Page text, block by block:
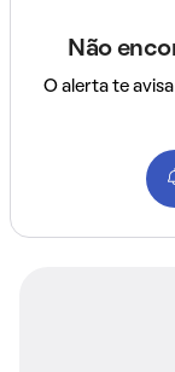
Não
O alerta te